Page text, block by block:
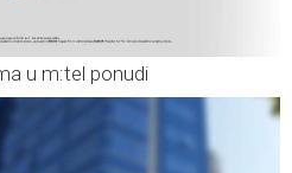
u m:tel ponudi